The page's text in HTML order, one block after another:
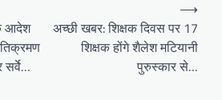
आदेश
सर्वे…
अच्छी खबर: शिक्षक दिवस पर 17
शिक्षक होंगे शैलेश मटियानी
पुरुस्कार से…
⟶